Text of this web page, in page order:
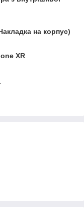
на корпус)
XR